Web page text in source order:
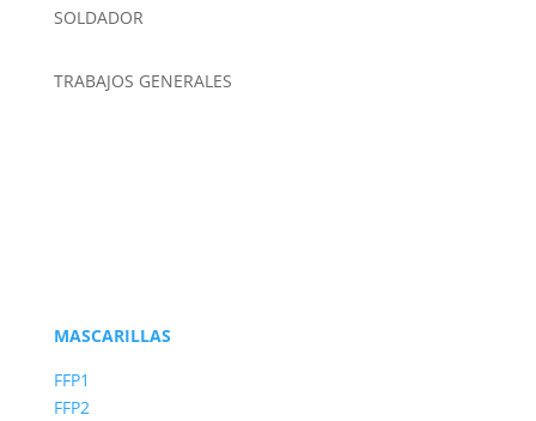
SOLDADOR
TRABAJOS GENERALES
MASCARILLAS
FFP1
FFP2